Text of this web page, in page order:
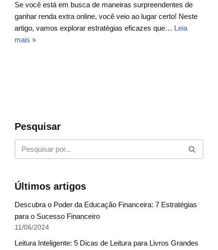
Se você está em busca de maneiras surpreendentes de
ganhar renda extra online, você veio ao lugar certo! Neste
artigo, vamos explorar estratégias eficazes que… Leia
mais »
Pesquisar
Últimos artigos
Descubra o Poder da Educação Financeira: 7 Estratégias
para o Sucesso Financeiro
11/06/2024
Leitura Inteligente: 5 Dicas de Leitura para Livros Grandes